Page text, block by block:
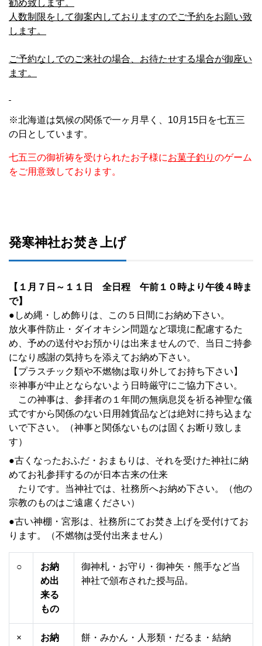
勧め致します。
人数制限をして御案内しておりますのでご予約をお願い致
します。
ご予約なしでのご来社の場合、お待たせする場合が御座い
ます。
※北海道は気候の関係で一ヶ月早く、10月15日を七五三
の日としています。
七五三の御祈祷を受けられたお子様にお菓子釣り のゲーム
をご用意致しております。
発寒神社お焚き上げ
【１月７日～１１日 全日程 午前１０時より午後４時ま
で】
● しめ縄・しめ飾り は、この５日間にお納め下さい。
放火事件防止・ダイオキシン問題など環境に配慮するた
め、予めの送付やお預かりは出来ませんので、当日ご持参
になり感謝の気持ちを添えてお納め下さい。
【プラスチック類や不燃物は取り外してお持ち下さい】
※神事が中止とならないよう 日時厳守にご協力下さい。
この神事は、参拝者の１年間の無病息災を祈る神聖な儀
式ですから関係のない日用雑貨品などは絶対に持ち込まな
いで下さい。（神事と関係ないものは固くお断り致しま
す）
●古くなったおふだ・おまもり は、それを受けた神社に納
めてお礼参拝するのが日本古来の仕来
たりです。当神社では、社務所へお納め下さい。（他の
宗教のものはご遠慮ください）
●古い神棚・宮形は、社務所にてお焚き上げを受付けてお
ります。（不燃物は受付出来ません）
○
お納
め出
来る
もの
御神札・お守り・御神矢・熊手など当
神社で頒布された授与品。
×
お納
餅・みかん・人形類・だるま・結納